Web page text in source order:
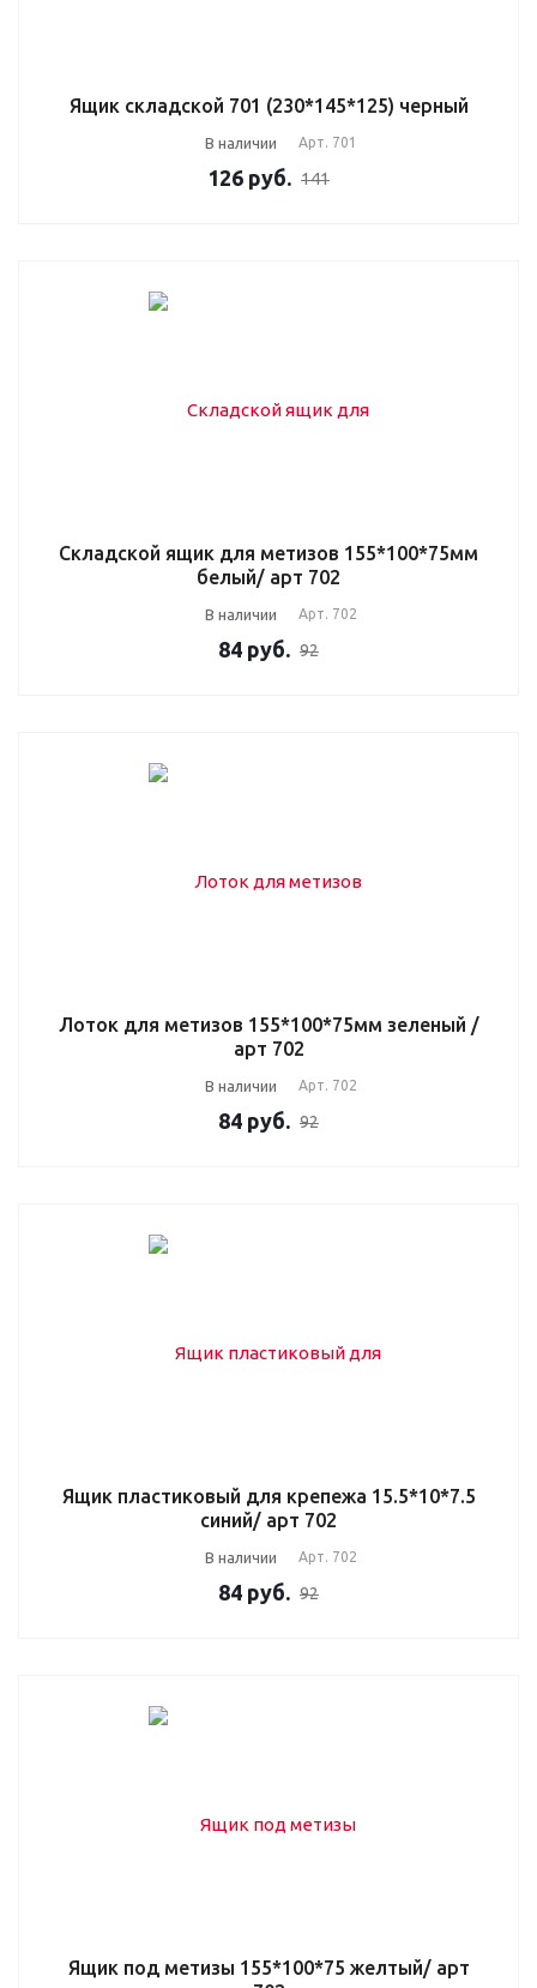
Ящик складской 701 (230*145*125) черный
В наличии Арт. 701
126 руб. 141
Складской ящик для метизов 155*100*75мм
белый/ арт 702
В наличии Арт. 702
84 руб. 92
Лоток для метизов 155*100*75мм зеленый /
арт 702
В наличии Арт. 702
84 руб. 92
Ящик пластиковый для крепежа 15.5*10*7.5
синий/ арт 702
В наличии Арт. 702
84 руб. 92
Ящик под метизы 155*100*75 желтый/ арт